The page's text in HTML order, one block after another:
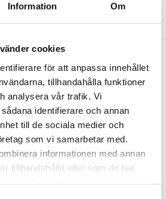
Information Om
cookies
för att anpassa innehållet
tillhandahålla funktioner
analysera vår trafik. Vi
identifierare och annan
till de sociala medier och
som vi samarbetar med.
informationen med annan
tillhandahållit eller som de har
PRENUMERERA
i enlighet med vårintegritetspolicy